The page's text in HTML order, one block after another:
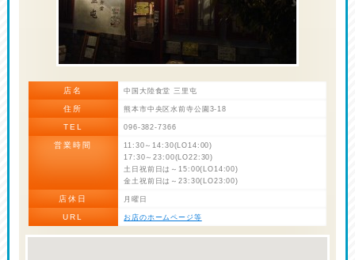
店名 中国大陸食堂 三里屯
住所 熊本市中央区水前寺公園3-18
TEL 096-382-7366
営業時間
11:30～14:30(LO14:00)
17:30～23:00(LO22:30)
土日祝前日は～15:00(LO14:00)
金土祝前日は～23:30(LO23:00)
店休日 月曜日
URL お店のホームページ等